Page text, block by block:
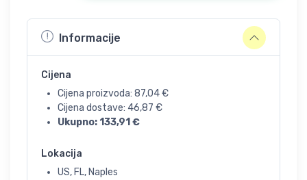
Informacije
Cijena
Cijena proizvoda: 87,04€
Cijena dostave: 46,87 €
Ukupno:133,91 €
Lokacija
US, FL, Naples